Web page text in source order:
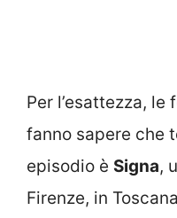
Per l’esattezza,
fanno sapere che
episodio è Signa,
Firenze, in